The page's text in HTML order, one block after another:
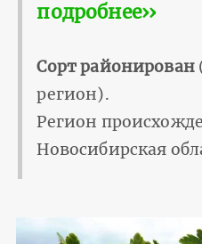
подробнее››
Сорт районирован
регион).
Регион
Новосибирская